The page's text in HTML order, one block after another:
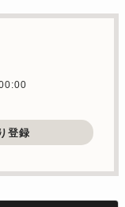
登録